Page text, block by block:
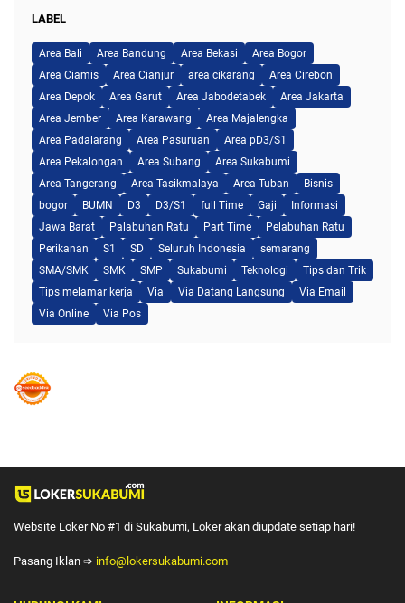
LABEL
Area Bali Area Bandung Area Bekasi
Area Bogor
Area Ciamis
Area Cianjur area cikarang
Area Cirebon
Area Depok
Area Garut Area Jabodetabek
Area Jakarta
Area Jember
Area Karawang
Area Majalengka
Area Padalarang
Area Pasuruan
Area pD3/S1
Area Pekalongan
Area Subang
Area Sukabumi
Area Tangerang
Area Tasikmalaya Area Tuban
Bisnis
bogor
BUMN D3 D3/S1 full Time Gaji
Informasi
Jawa Barat
Palabuhan Ratu Part Time
Pelabuhan Ratu
Perikanan
S1 SD Seluruh Indonesia
semarang
SMA/SMK
SMK SMP Sukabumi Teknologi
Tips dan Trik
Tips melamar kerja
Via Via Datang Langsung
Via Email
Via Online
Via Pos
Website Loker No #1 di Sukabumi, Loker akan diupdate setiap hari!
Pasang Iklan ➩ info@lokersukabumi.com